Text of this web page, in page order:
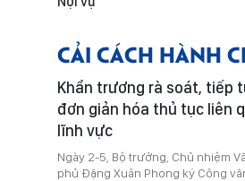
CẢI CÁCH HÀNH
Khẩn trương rà soát, tiếp
đơn giản hóa thủ tục liên
lĩnh vực
Ngày 2-5, Bộ trưởng, Chủ nhiệm
phủ Đặng Xuân Phong ký Công